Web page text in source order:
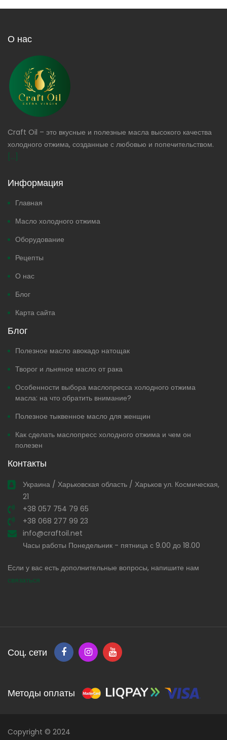
О нас
Craft Oil – это вкусные и полезные масла высокого качества
холодного отжима, созданные с любовью и попечительством.
[...]
Информация
Главная
Масло холодного отжима
Оборудование
Рецепты
О нас
Блог
Карта сайта
Блог
Полезное масло авокадо натощак
Творог и льняное масло от рака
Особенности выбора маслопресса холодного отжима
масла: на что обратить внимание?
Полезное тыквенное масло для женщин
Как сделать маслопресс холодного отжима и чем он
полезен
Контакты
Украина / Харьковская область / Харьков ул. Космическая,
21
+38 057 754 79 65
+38 068 277 99 23
info@craftoil.net
Часы работы Понедельник - пятница с 9.00 до 18.00
Если у вас есть дополнительные вопросы, напишите нам
связаться
Соц. сети
Методы оплаты
Copyright © 2024